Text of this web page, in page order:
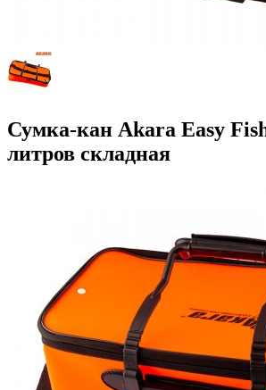
Сумка-кан Akara Easy
литров складная